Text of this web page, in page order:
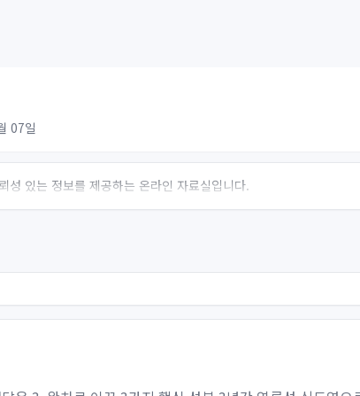
07일
성 있는 정보를 제공하는 온라인 자료실입니다.